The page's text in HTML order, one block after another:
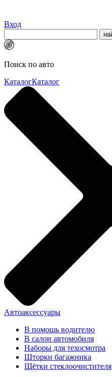
Вход
Поиск по авто
КаталогКаталог
Автоаксессуары
В помощь водителю
В салон автомобиля
Наборы для техосмотра
Шторки багажника
Щётки стеклоочистителя